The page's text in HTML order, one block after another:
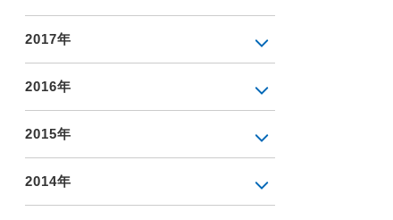
2017年
2016年
2015年
2014年